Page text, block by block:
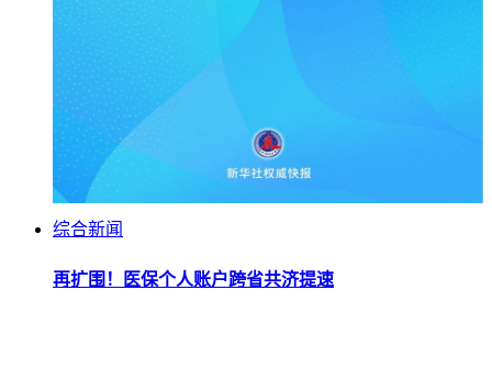
综合新闻
再扩围！医保个人账户跨省共济提速